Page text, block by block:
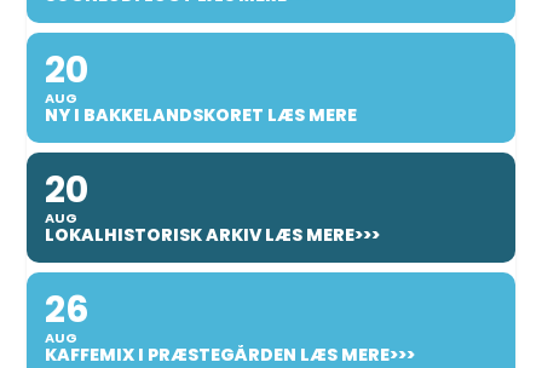
20
AUG
NY I BAKKELANDSKORET LÆS MERE
20
AUG
LOKALHISTORISK ARKIV LÆS MERE>>>
26
AUG
KAFFEMIX I PRÆSTEGÅRDEN LÆS MERE>>>